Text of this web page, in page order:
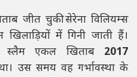
जीत चुकी सेरेना विलियम्स
में गिनी जाती हैं।
स्लैम एकल खिताब 2017
उस समय वह गर्भावस्था के